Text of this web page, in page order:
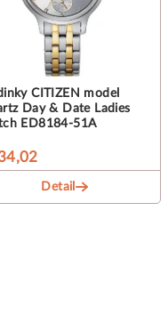
CITIZEN model
Day & Date Ladies
ED8184-51A
Detail